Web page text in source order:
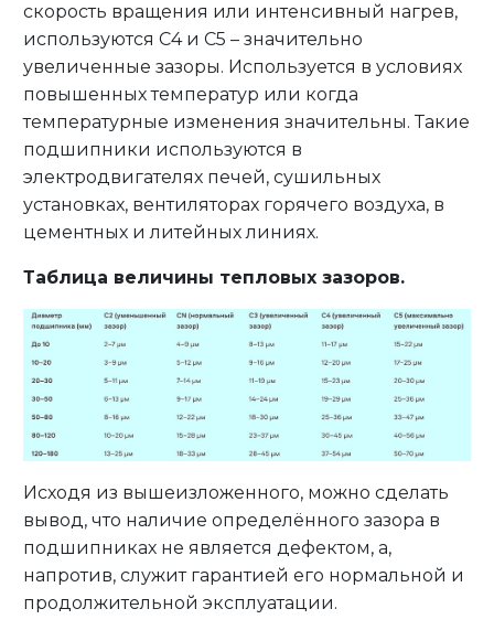
скорость вращения или интенсивный нагрев,
используются C4 и C5 – значительно
увеличенные зазоры. Используется в условиях
повышенных температур или когда
температурные изменения значительны. Такие
подшипники используются в
электродвигателях печей, сушильных
установках, вентиляторах горячего воздуха, в
цементных и литейных линиях.
Таблица величины тепловых зазоров.
Исходя из вышеизложенного, можно сделать
вывод, что наличие определённого зазора в
подшипниках не является дефектом, а,
напротив, служит гарантией его нормальной и
продолжительной эксплуатации.